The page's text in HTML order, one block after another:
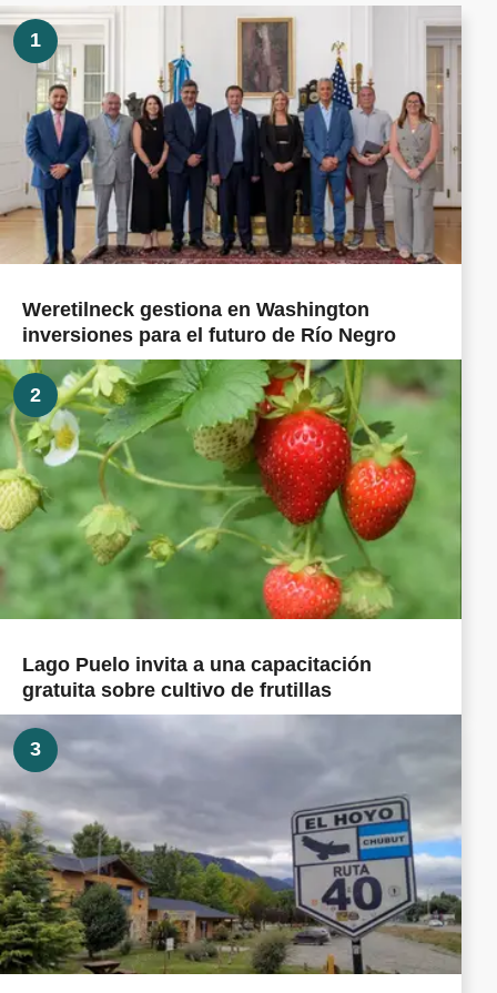
1
Weretilneck gestiona en Washington
inversiones para el futuro de Río Negro
2
Lago Puelo invita a una capacitación
gratuita sobre cultivo de frutillas
3